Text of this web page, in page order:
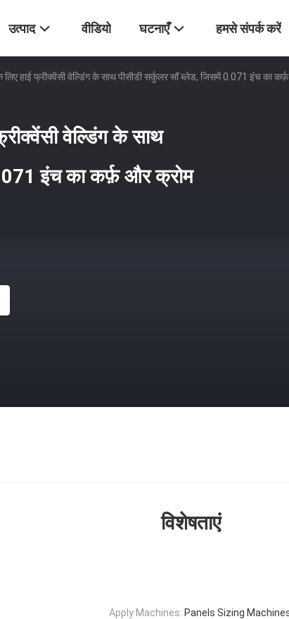
उत्पाद वीडियो घटनाएँ हमसे संपर्क करें
लिए हाई फ्रीक्वेंसी वेल्डिंग के साथ पीसीडी सर्कुलर सॉ ब्लेड, जिसमें 0.071 इंच का
वेल्डिंग के साथ
इंच का कर्फ़ और क्रोम
विशेषताएं
Apply Machines: Panels Sizing